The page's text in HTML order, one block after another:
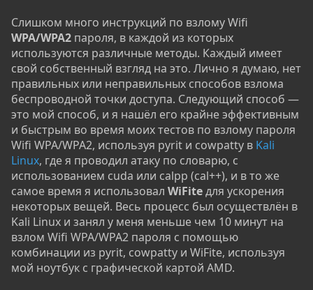
Слишком много инструкций по взлому Wifi
WPA/WPA2 пароля, в каждой из которых
используются различные методы. Каждый имеет
свой собственный взгляд на это. Лично я думаю, нет
правильных или неправильных способов взлома
беспроводной точки доступа. Следующий способ —
это мой способ, и я нашёл его крайне эффективным
и быстрым во время моих тестов по взлому пароля
Wifi WPA/WPA2, используя pyrit и cowpatty в Kali
Linux, где я проводил атаку по словарю, с
использованием cuda или calpp (cal++), и в то же
самое время я использовал WiFiteдля ускорения
некоторых вещей. Весь процесс был осуществлён в
Kali Linux и занял у меня меньше чем 10 минут на
взлом Wifi WPA/WPA2 пароля с помощью
комбинации из pyrit, cowpatty и WiFite, используя
мой ноутбук с графической картой AMD.